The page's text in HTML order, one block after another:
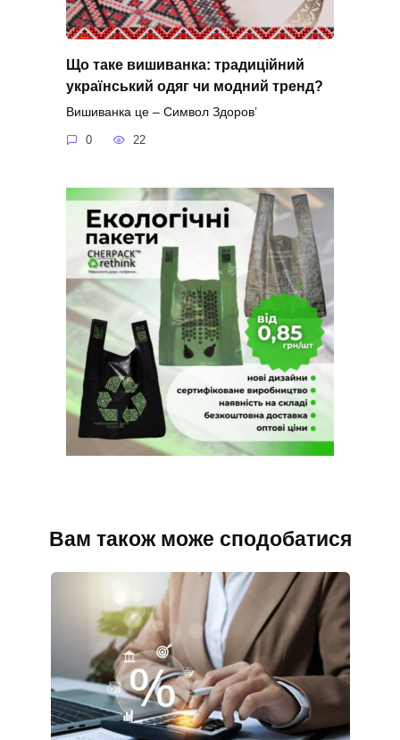
Що таке вишиванка: традиційний
український одяг чи модний тренд?
Вишиванка це – Символ Здоров’
0 22
Вам також може сподобатися